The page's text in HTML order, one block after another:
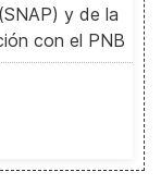
y de la
con el PNB